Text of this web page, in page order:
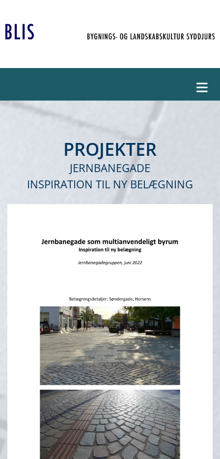
PROJEKTER
JERNBANEGADE
INSPIRATION TIL NY BELÆGNING